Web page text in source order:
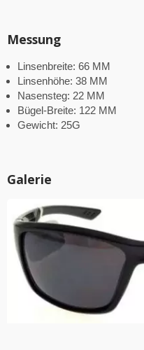
Messung
Linsenbreite: 66 MM
Linsenhöhe: 38 MM
Nasensteg: 22 MM
Bügel-Breite: 122 MM
Gewicht: 25G
Galerie